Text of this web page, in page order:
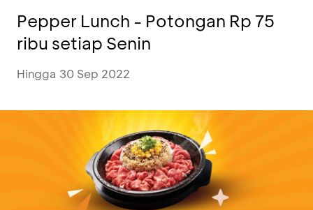
Pepper Lunch - Potongan Rp 75
ribu setiap Senin
Hingga 30 Sep 2022